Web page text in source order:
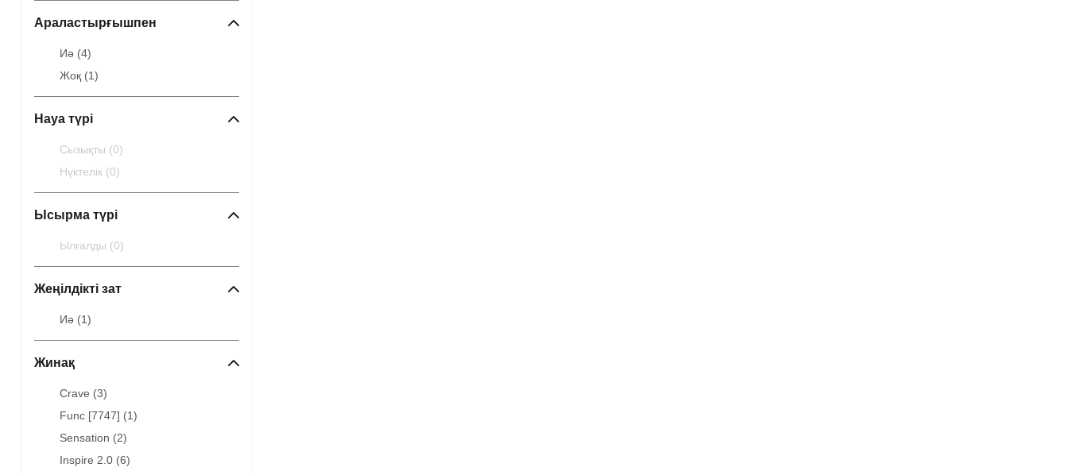
Араластырғышпен
Иә (4)
Жоқ (1)
Науа түрі
Сызықты (0)
Нүктелік (0)
Ысырма түрі
Ылғалды (0)
Жеңілдікті зат
Иә (1)
Жинақ
Crave (3)
Func [7747] (1)
Sensation (2)
Inspire 2.0 (6)